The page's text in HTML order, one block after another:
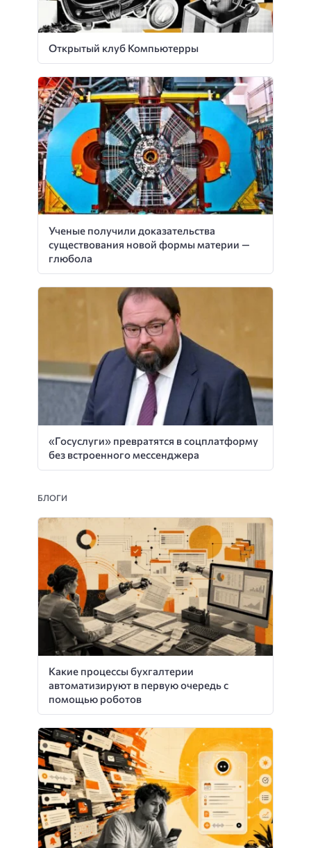
Открытый клуб Компьютерры
Ученые получили доказательства
существования новой формы материи —
глюбола
«Госуслуги» превратятся в соцплатформу
без встроенного мессенджера
БЛОГИ
Какие процессы бухгалтерии
автоматизируют в первую очередь с
помощью роботов